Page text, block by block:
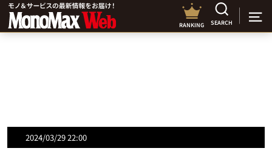
RANKING SEARCH
2024/03/29 22:00